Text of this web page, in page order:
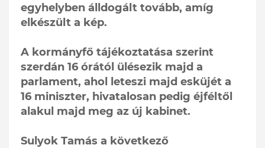
egyhelyben álldogált tovább, amíg
elkészült a kép.
A kormányfő tájékoztatása szerint
szerdán 16 órától ülésezik majd a
parlament, ahol leteszi majd esküjét a
16 miniszter, hivatalosan pedig éjféltől
alakul majd meg az új kabinet.
Sulyok Tamás a következő